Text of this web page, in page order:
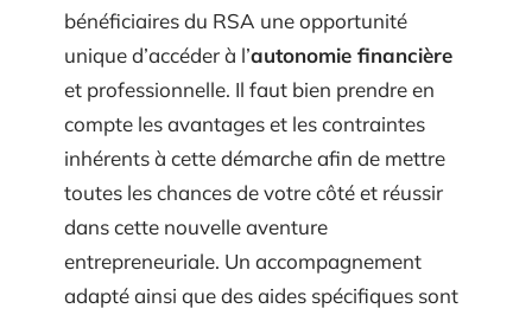
bénéficiaires du RSA une opportunité
unique d’accéder à l’autonomie financière
et professionnelle. Il faut bien prendre en
compte les avantages et les contraintes
inhérents à cette démarche afin de mettre
toutes les chances de votre côté et réussir
dans cette nouvelle aventure
entrepreneuriale. Un accompagnement
adapté ainsi que des aides spécifiques sont